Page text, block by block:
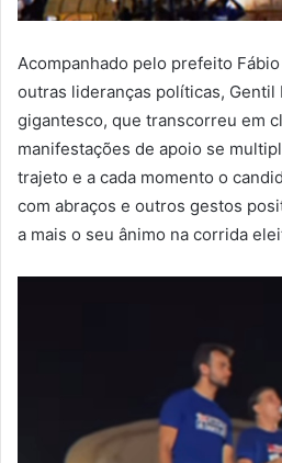
Acompanhado pelo prefeito
outras lideranças políticas,
gigantesco, que transcorreu em
manifestações de apoio se
trajeto e a cada momento o
com abraços e outros gestos
a mais o seu ânimo na corrida